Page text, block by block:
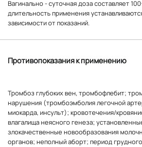
Вагинально - суточная доза составляет
длительность применения
зависимости от показаний.
Противопоказания к применению
Тромбоз глубоких вен, тромбофлебит;
нарушения (тромбоэмболия легочной
миокарда, инсульт); кровотечения/
влагалища неясного генеза;
злокачественные новообразования
органов; неполный аборт; период